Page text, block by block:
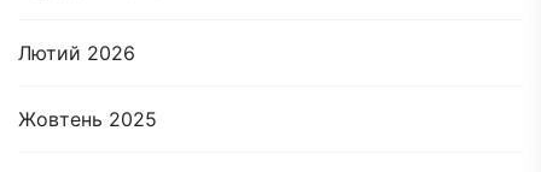
Лютий 2026
Жовтень 2025